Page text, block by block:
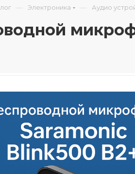
— Электроника — Аудио